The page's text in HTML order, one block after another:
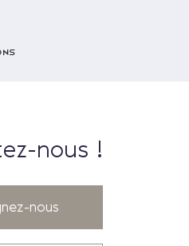
nous !
nous